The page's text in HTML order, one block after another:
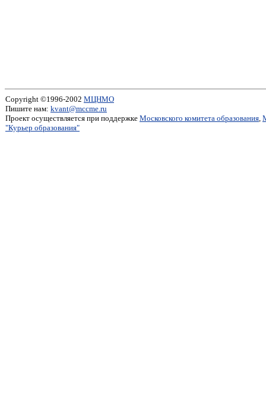
Copyright ©1996-2002 МЦНМО
Пишите нам: kvant@mccme.ru
Проект осуществляется при поддержке Московского комитета образования,
"Курьер образования"